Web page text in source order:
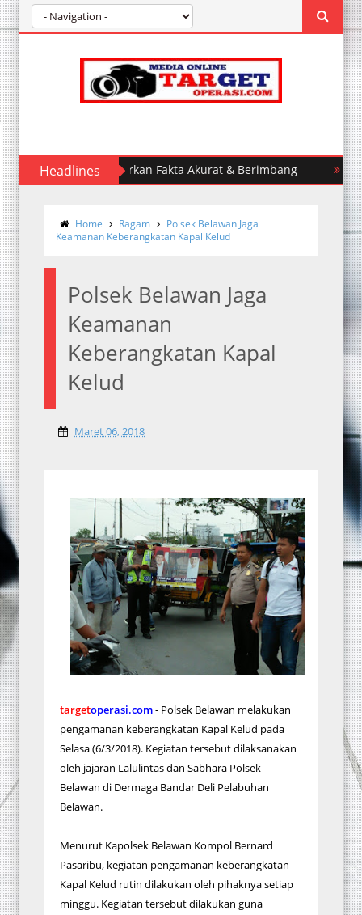
Headlines
Mengabarkan Fakta Akurat & Berimbang Polda
Home Ragam
Polsek Belawan Jaga
Keamanan Keberangkatan Kapal Kelud
Polsek Belawan Jaga
Keamanan
Keberangkatan Kapal
Kelud
Maret 06, 2018
targetoperasi.com- Polsek Belawan melakukan
pengamanan keberangkatan Kapal Kelud pada
Selasa (6/3/2018). Kegiatan tersebut dilaksanakan
oleh jajaran Lalulintas dan Sabhara Polsek
Belawan di Dermaga Bandar Deli Pelabuhan
Belawan.
Menurut Kapolsek Belawan Kompol Bernard
Pasaribu, kegiatan pengamanan keberangkatan
Kapal Kelud rutin dilakukan oleh pihaknya setiap
minggu. Kegiatan tersebut dilakukan guna